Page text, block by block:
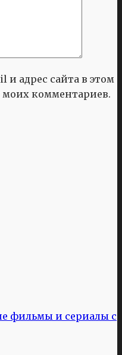
и адрес сайта в этом
моих комментариев.
фильмы и сериалы с